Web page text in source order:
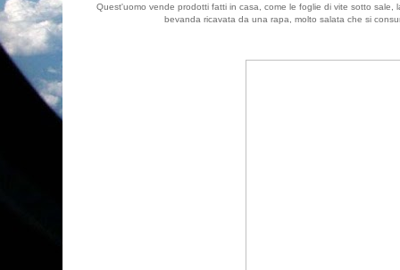
Quest'uomo vende prodotti fatti in casa, come le foglie di vite sotto sale,
bevanda ricavata da una rapa, molto salata che si